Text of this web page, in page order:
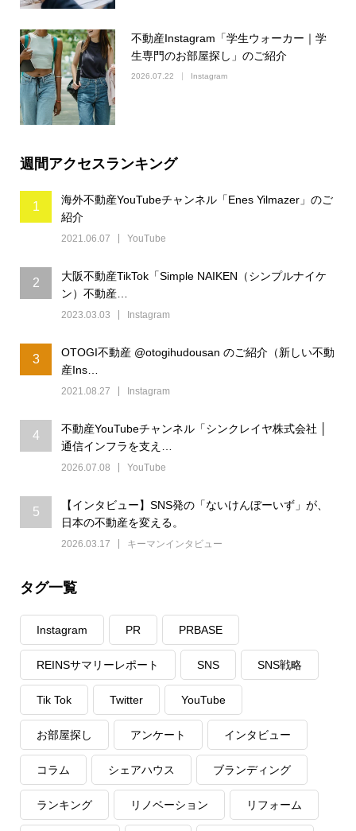
不動産Instagram「学生ウォーカー｜学
生専門のお部屋探し」のご紹介
2026.07.22 Instagram
週間アクセスランキング
1
海外不動産YouTubeチャンネル「Enes Yilmazer」のご
紹介
2021.06.07 YouTube
2
大阪不動産TikTok「Simple NAIKEN（シンプルナイケ
ン）不動産…
2023.03.03 Instagram
3
OTOGI不動産 @otogihudousan のご紹介（新しい不動
産Ins…
2021.08.27 Instagram
4
不動産YouTubeチャンネル「シンクレイヤ株式会社 │
通信インフラを支え…
2026.07.08 YouTube
5
【インタビュー】SNS発の「ないけんぼーいず」が、
日本の不動産を変える。
2026.03.17 キーマンインタビュー
タグ一覧
Instagram PR PRBASE
REINSサマリーレポート SNS SNS戦略
Tik Tok Twitter YouTube
お部屋探し アンケート インタビュー
コラム シェアハウス ブランディング
ランキング リノベーション リフォーム